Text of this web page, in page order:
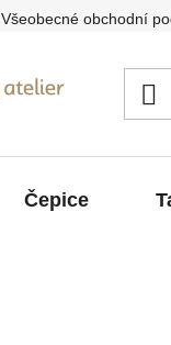
Všeobecné obchodní
Čepice